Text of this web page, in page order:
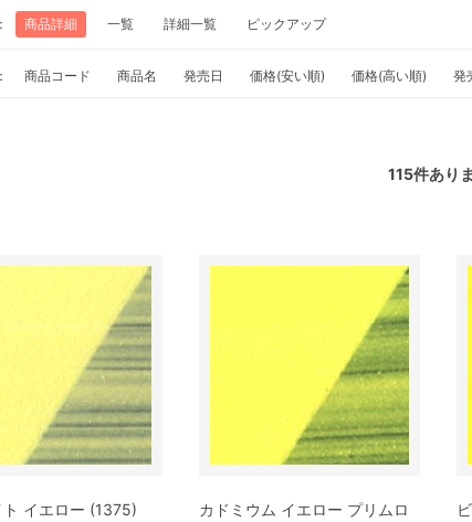
商品詳細 一覧 詳細一覧 ピックアップ
商品コード 商品名 発売日 価格(安い順) 価格(高い順) 発
115件あり
イエロー (1375)
カドミウム イエロー プリムロ